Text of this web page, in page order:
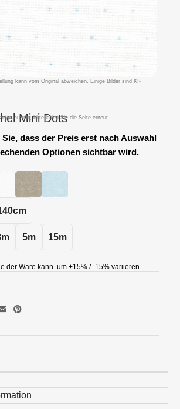
um zu vergrößern
kann vom Original abweichen. Einige Bilder sind KI-
Mini Dots
auftritt, bitte laden Sie die Seite erneut.
dass der Preis erst nach Auswahl
Optionen sichtbar wird.
5m 15m
der Ware kann um +15% / -15% variieren.